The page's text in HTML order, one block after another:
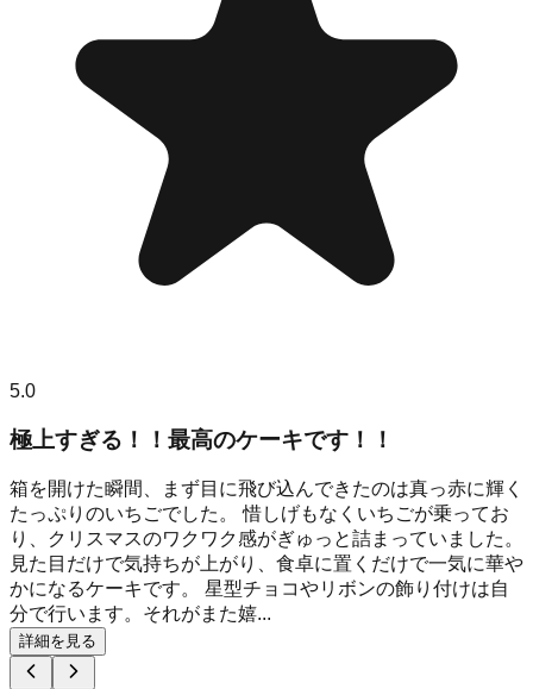
5.0
極上すぎる！！最高のケーキです！！
箱を開けた瞬間、まず目に飛び込んできたのは真っ赤に輝く
たっぷりのいちごでした。 惜しげもなくいちごが乗ってお
り、クリスマスのワクワク感がぎゅっと詰まっていました。
見た目だけで気持ちが上がり、食卓に置くだけで一気に華や
かになるケーキです。 星型チョコやリボンの飾り付けは自
分で行います。それがまた嬉...
詳細を見る